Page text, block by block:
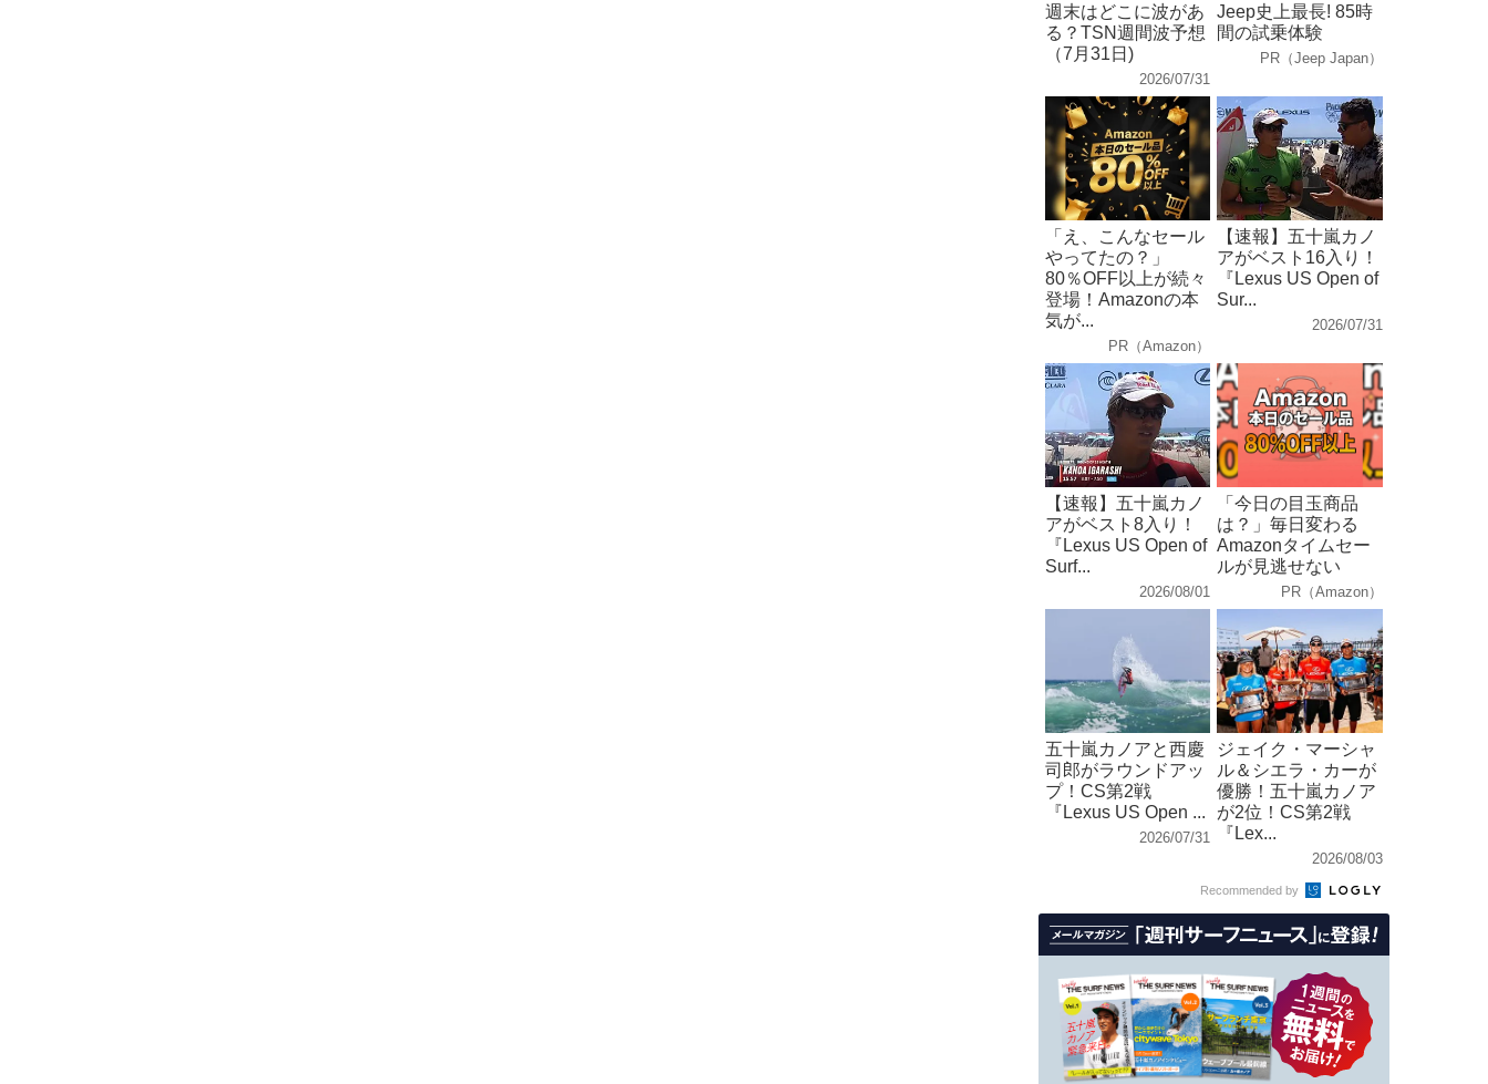
週末はどこに波があ
る？TSN週間波予想
（7月31日)
2026/07/31
Jeep史上最長! 85時
間の試乗体験
PR（Jeep Japan）
「え、こんなセール
やってたの？」
80％OFF以上が続々
登場！Amazonの本
気が...
PR（Amazon）
【速報】五十嵐カノ
アがベスト16入り！
『Lexus US Open of
Sur...
2026/07/31
【速報】五十嵐カノ
アがベスト8入り！
『Lexus US Open of
Surf...
2026/08/01
「今日の目玉商品
は？」毎日変わる
Amazonタイムセー
ルが見逃せない
PR（Amazon）
五十嵐カノアと西慶
司郎がラウンドアッ
プ！CS第2戦
『Lexus US Open ...
2026/07/31
ジェイク・マーシャ
ル＆シエラ・カーが
優勝！五十嵐カノア
が2位！CS第2戦
『Lex...
2026/08/03
Recommended by